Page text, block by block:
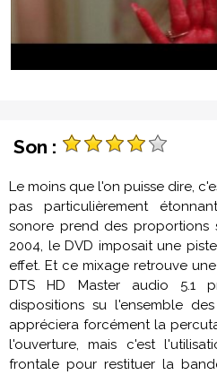
Son :
Le moins que l'on puisse dire,
pas particulièrement
sonore prend des proportions
2004, le DVD imposait une
effet. Et ce mixage retrouve
DTS HD Master audio 5.1
dispositions su l'ensemble
appréciera forcément la
l'ouverture, mais c'est
frontale pour restituer la